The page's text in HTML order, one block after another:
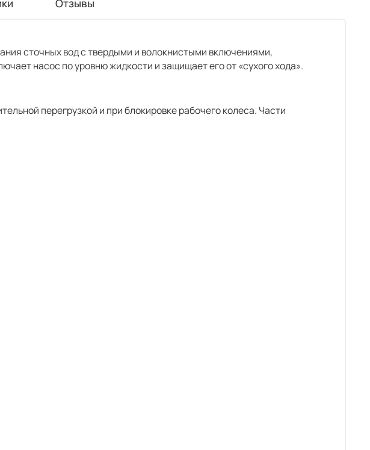
cточных вод с твердыми и волокнистыми включениями,
насос по уровню жидкости и защищает его от «сухого хода».
перегрузкой и при блокировке рабочего колеса. Части